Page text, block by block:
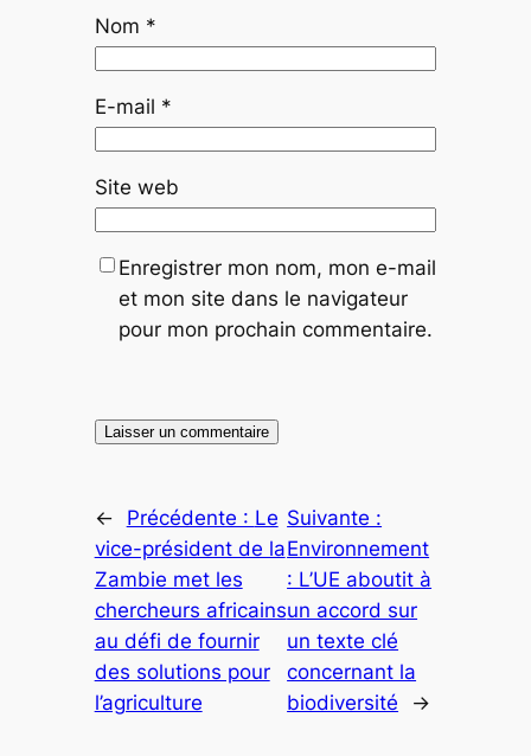
Nom *
E-mail *
Site web
Enregistrer mon nom, mon e-mail
et mon site dans le navigateur
pour mon prochain commentaire.
← Précédente : Le
vice-président de la
Zambie met les
chercheurs africains
au défi de fournir
des solutions pour
l’agriculture
Suivante :
Environnement
: L’UE aboutit à
un accord sur
un texte clé
concernant la
biodiversité
→